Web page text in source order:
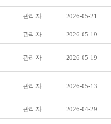
관리자 2026-05-21
관리자 2026-05-19
관리자 2026-05-19
관리자 2026-05-13
관리자 2026-04-29